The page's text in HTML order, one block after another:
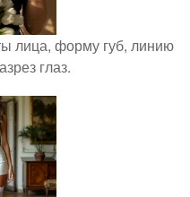
лица, форму губ, линию
глаз.